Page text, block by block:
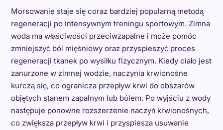
Morsowanie staje się coraz bardziej popularną metodą
regeneracji po intensywnym treningu sportowym. Zimna
woda ma właściwości przeciwzapalne i może pomóc
zmniejszyć ból mięśniowy oraz przyspieszyć proces
regeneracji tkanek po wysiłku fizycznym. Kiedy ciało jest
zanurzone w zimnej wodzie, naczynia krwionośne
kurczą się, co ogranicza przepływ krwi do obszarów
objętych stanem zapalnym lub bólem. Po wyjściu z wody
następuje ponowne rozszerzenie naczyń krwionośnych,
co zwiększa przepływ krwi i przyspiesza usuwanie